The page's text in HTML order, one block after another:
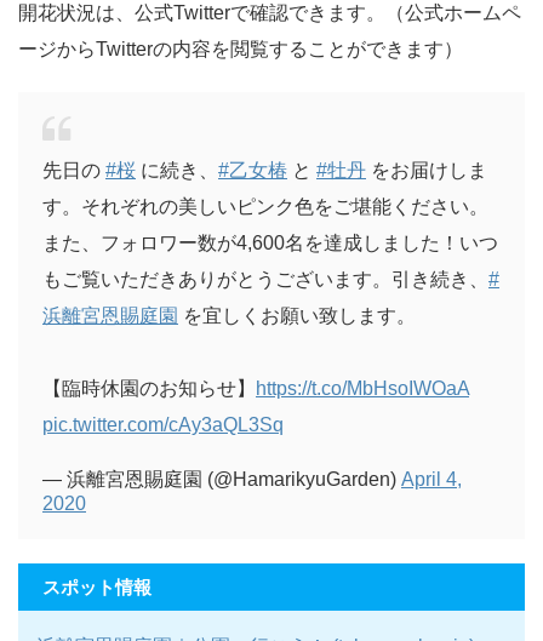
開花状況は、公式Twitterで確認できます。（公式ホームペ
ージからTwitterの内容を閲覧することができます）
先日の #桜 に続き、 #乙女椿 と #牡丹 をお届けしま
す。それぞれの美しいピンク色をご堪能ください。
また、フォロワー数が4,600名を達成しました！いつ
もご覧いただきありがとうございます。引き続き、 #
浜離宮恩賜庭園 を宜しくお願い致します。
【臨時休園のお知らせ】
https://t.co/MbHsoIWOaA
pic.twitter.com/cAy3aQL3Sq
— 浜離宮恩賜庭園 (@HamarikyuGarden) April 4,
2020
スポット情報